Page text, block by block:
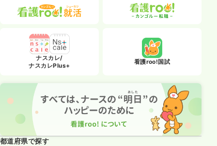
ナスカレ/
ナスカレPlus+
看護roo!国試
都道府県で探す